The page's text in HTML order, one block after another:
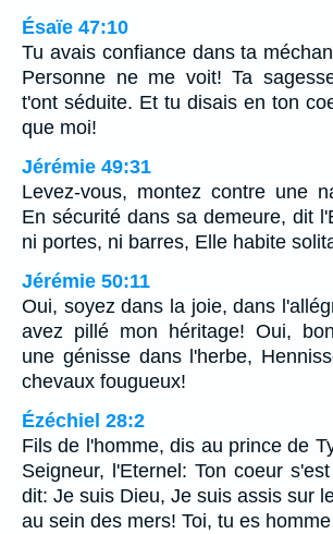
Ésaïe 47:10
Tu avais confiance dans ta
Personne ne me voit! Ta
t'ont séduite. Et tu disais en ton
que moi!
Jérémie 49:31
Levez-vous, montez contre une
En sécurité dans sa demeure, dit
ni portes, ni barres, Elle habite
Jérémie 50:11
Oui, soyez dans la joie, dans
avez pillé mon héritage! Oui,
une génisse dans l'herbe,
chevaux fougueux!
Ézéchiel 28:2
Fils de l'homme, dis au prince de
Seigneur, l'Eternel: Ton coeur
dit: Je suis Dieu, Je suis assis sur
au sein des mers! Toi, tu es